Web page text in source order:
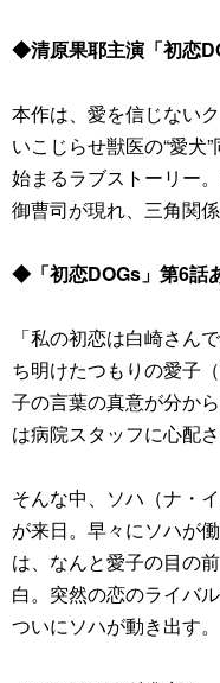
◆清原果耶主演「初恋
本作は、愛を信じない
いこじらせ獣医の“愛犬
始まるラブストーリー
御曹司が現れ、三角関
◆「初恋DOGs」第6話
「私の初恋は白崎さん
ち明けたつもりの愛子
子の言葉の真意が分か
は病院スタッフに心配さ
そんな中、ソハ（ナ・
が来日。早々にソハが
は、なんと愛子の目の
白。突然の恋のライバ
ついにソハが動き出す。